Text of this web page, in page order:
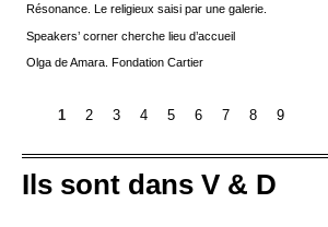
Résonance. Le religieux saisi par une galerie.
Speakers’ corner cherche lieu d’accueil
Olga de Amara. Fondation Cartier
1 2 3 4 5 6 7 8 9
Ils sont dans V & D